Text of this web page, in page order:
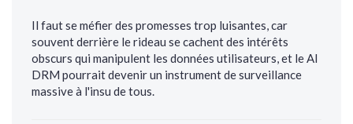
Il faut se méfier des promesses trop luisantes, car
souvent derrière le rideau se cachent des intérêts
obscurs qui manipulent les données utilisateurs, et le AI
DRM pourrait devenir un instrument de surveillance
massive à l'insu de tous.